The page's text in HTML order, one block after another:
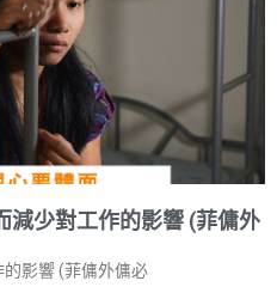
減少對工作的影響 (菲傭外
影響 (菲傭外傭必